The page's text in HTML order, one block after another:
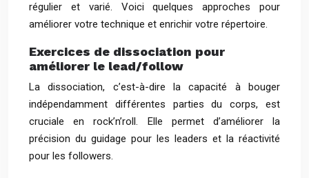
régulier et varié. Voici quelques approches pour
améliorer votre technique et enrichir votre répertoire.
Exercices de dissociation pour
améliorer le lead/follow
La dissociation, c’est-à-dire la capacité à bouger
indépendamment différentes parties du corps, est
cruciale en rock’n’roll. Elle permet d’améliorer la
précision du guidage pour les leaders et la réactivité
pour les followers.